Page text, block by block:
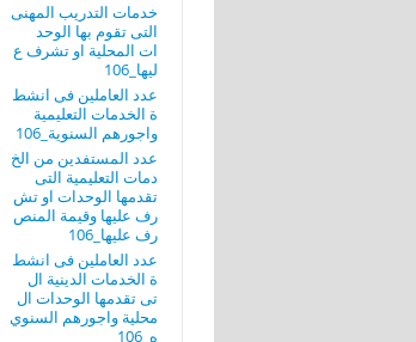
خدمات التدريب المهنى
التى تقوم بها الوحد
ات المحلية او تشرف ع
ليها_106
عدد العاملين فى انشط
ة الخدمات التعليمية
واجورهم السنوية_106
عدد المستفدين من الخ
دمات التعليمية التى
تقدمها الوحدات او تش
رف عليها وقيمة المنص
رف عليها_106
عدد العاملين فى انشط
ة الخدمات الدينية ال
تى تقدمها الوحدات ال
محلية واجورهم السنوي
ه_106